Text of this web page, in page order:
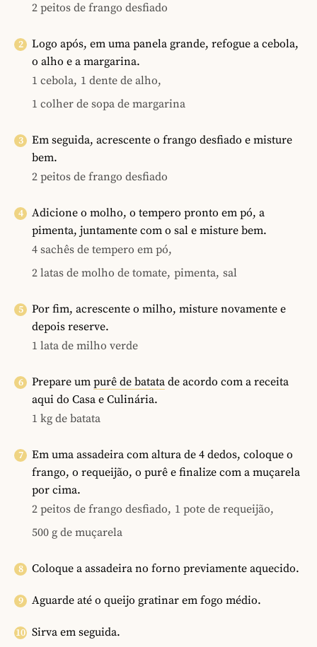
2 peitos de frango desfiado
Logo após, em uma panela grande, refogue a cebola,
o alho e a margarina.
1 cebola, 1 dente de alho,
1 colher de sopa de margarina
Em seguida, acrescente o frango desfiado e misture
bem.
2 peitos de frango desfiado
Adicione o molho, o tempero pronto em pó, a
pimenta, juntamente com o sal e misture bem.
4 sachês de tempero em pó,
2 latas de molho de tomate, pimenta, sal
Por fim, acrescente o milho, misture novamente e
depois reserve.
1 lata de milho verde
Prepare um purê de batata de acordo com a receita
aqui do Casa e Culinária.
1 kg de batata
Em uma assadeira com altura de 4 dedos, coloque o
frango, o requeijão, o purê e finalize com a muçarela
por cima.
2 peitos de frango desfiado, 1 pote de requeijão,
500 g de muçarela
Coloque a assadeira no forno previamente aquecido.
Aguarde até o queijo gratinar em fogo médio.
Sirva em seguida.